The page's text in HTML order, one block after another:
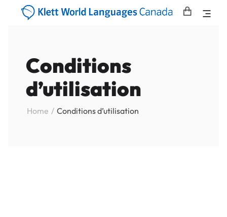
Conditions
d’utilisation
Home Conditions d’utilisation